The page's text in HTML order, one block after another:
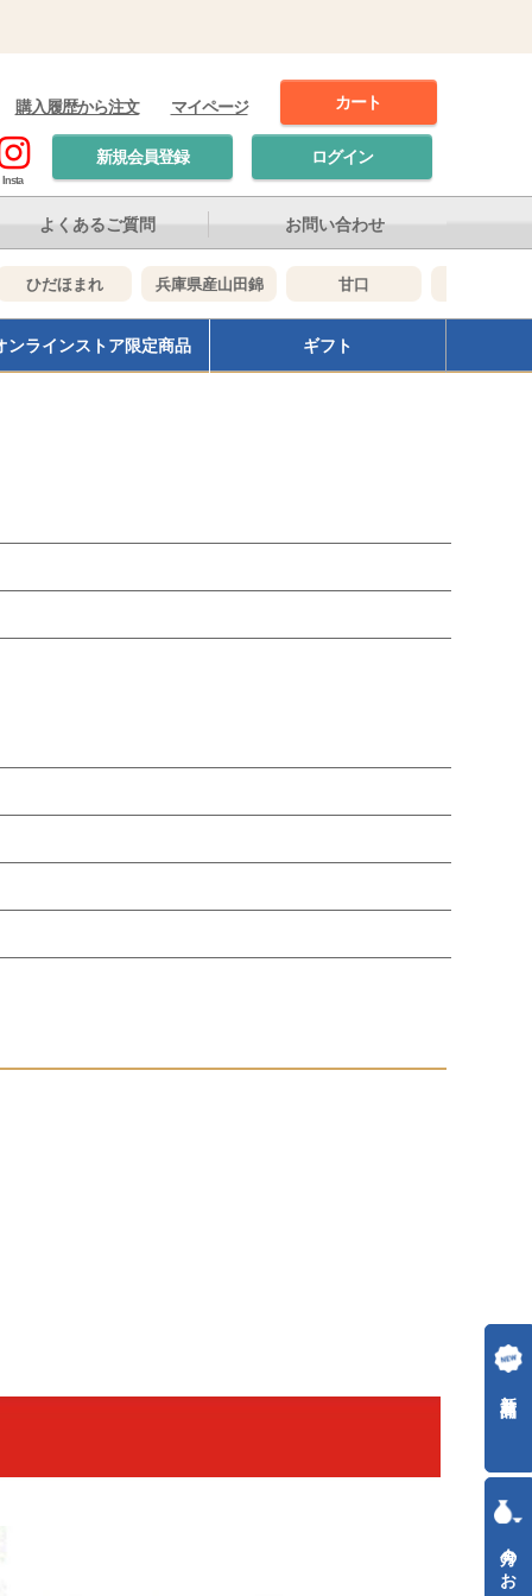
購入履歴から注文 マイページ カート
Insta
新規会員登録 ログイン
よくあるご質問 お問い合わせ
ひだほまれ 兵庫県産山田錦 甘口
ンラインストア限定商品 ギフト